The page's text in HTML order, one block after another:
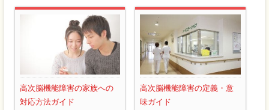
高次脳機能障害の家族への
対応方法ガイド
高次脳機能障害の定義・意
味ガイド